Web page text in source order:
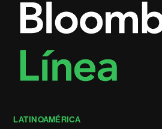
LATINOAMÉRICA